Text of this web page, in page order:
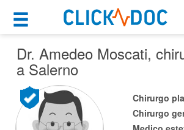
Motore di ricerca
Chirurgo Plastico
Cosa possiamo offrirti
Per i pazienti
Prenota una visita
Dr. Amedeo Moscati,
a Salerno
Chirurgo
Chirurgo